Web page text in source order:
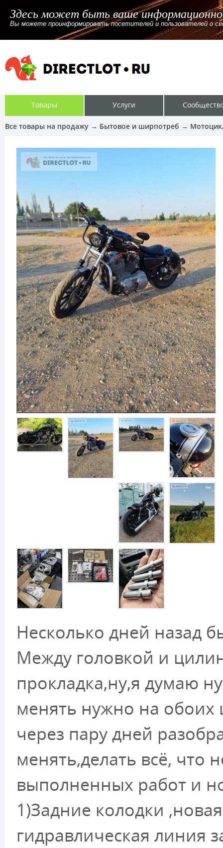
Здесь может быть ваше
Вы можете проинформировать посетителей и пользователей о
Товары Услуги
Все товары на продажу → Бытовое и ширпотреб →
Несколько дней назад
Между головкой и
прокладка,ну,я думаю
менять нужно на обоих
через пару дней
менять,делать всё,
выполненных работ и
1)Задние колодки
гидравлическая линия